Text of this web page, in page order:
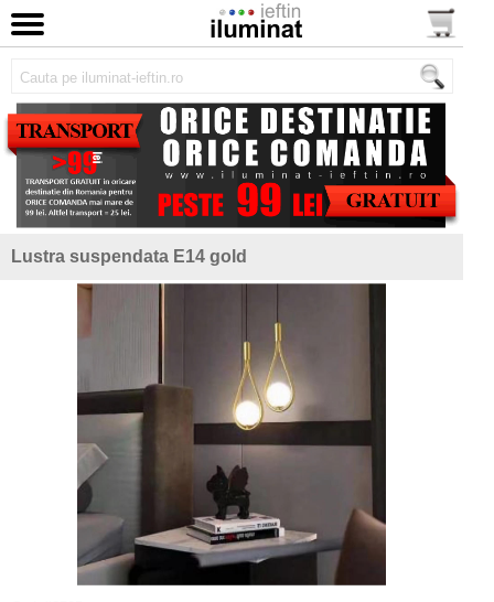
Lustra suspendata E14 gold